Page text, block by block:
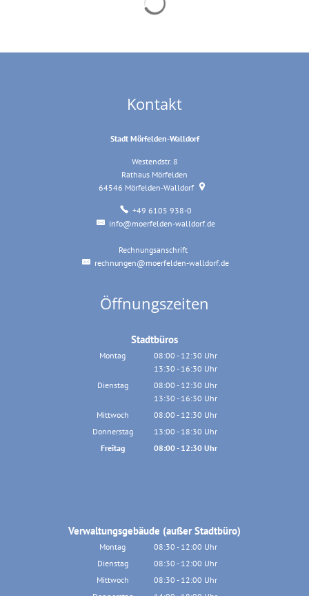
Kontakt
Stadt Mörfelden-Walldorf
Westendstr. 8
Rathaus Mörfelden
64546 Mörfelden-Walldorf
+49 6105 938-0
info@moerfelden-walldorf.de
Rechnungsanschrift
rechnungen@moerfelden-walldorf.de
Öffnungszeiten
Stadtbüros
Montag 08:00 - 12:30 Uhr
Von 08:00 bis 12:30 Uhr
13:30 - 16:30 Uhr
Von 13:30 bis 16:30 Uhr
Dienstag 08:00 - 12:30 Uhr
Von 08:00 bis 12:30 Uhr
13:30 - 16:30 Uhr
Von 13:30 bis 16:30 Uhr
Mittwoch 08:00 - 12:30 Uhr
Von 08:00 bis 12:30 Uhr
Donnerstag 13:00 - 18:30 Uhr
Von 13:00 bis 18:30 Uhr
Freitag 08:00- 12:30 Uhr
Verwaltungsgebäude (außer Stadtbüro)
Montag 08:30 - 12:00 Uhr
Von 08:30 bis 12:00 Uhr
Dienstag 08:30 - 12:00 Uhr
Von 08:30 bis 12:00 Uhr
Mittwoch 08:30 - 12:00 Uhr
Von 08:30 bis 12:00 Uhr